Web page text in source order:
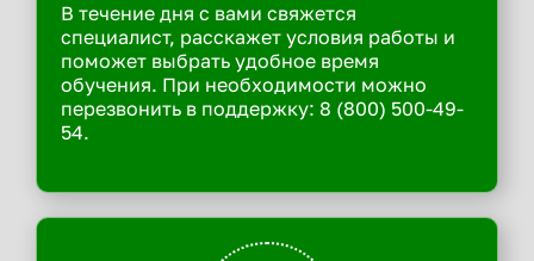
В течение дня с вами свяжется
специалист, расскажет условия работы и
поможет выбрать удобное время
обучения. При необходимости можно
перезвонить в поддержку: 8 (800) 500-49-
54.